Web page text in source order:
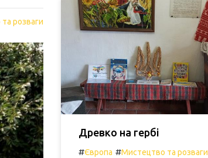
розваги
Древко на гербі
#Європа #Мистецтво та розваги